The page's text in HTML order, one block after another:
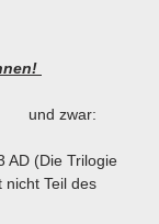
und zwar:
AD (Die Trilogie
Teil des